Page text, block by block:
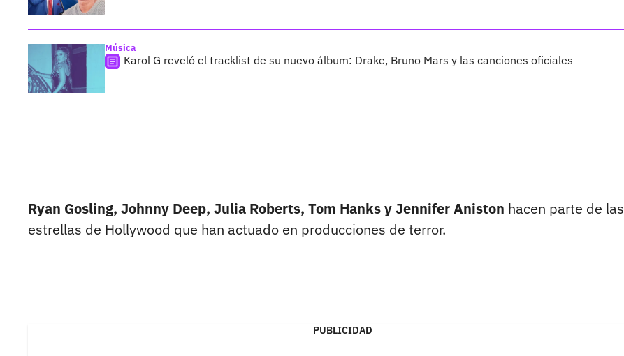
Música
Karol G reveló el tracklist de su nuevo álbum: Drake, Bruno Mars y las canciones oficiales
Ryan Gosling, Johnny Deep, Julia Roberts, Tom Hanks y Jennifer Aniston hacen parte de las
estrellas de Hollywood que han actuado en producciones de terror.
PUBLICIDAD